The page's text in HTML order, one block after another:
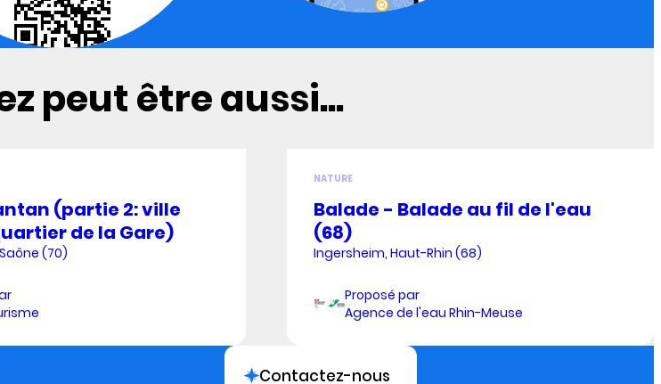
peut être aussi...
(partie 2: ville
de la Gare)
(70)
NATURE
Balade - Balade au fil de l'eau
(68)
Ingersheim, Haut-Rhin (68)
Proposé par
Agence de l'eau Rhin-Meuse
Contactez-nous